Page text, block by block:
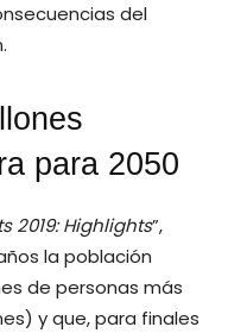
del
para 2050
2019: Highlights”,
la población
de personas más
y que, para finales